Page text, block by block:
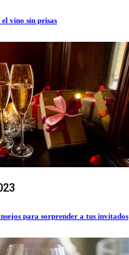
vino sin prisas
para sorprender a tus invitados